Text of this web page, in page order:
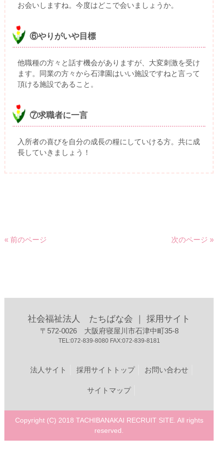
お会いしますね。今度はどこで会いましょうか。
⑥やりがいや目標
他職種の方々と話す機会がありますが、大変刺激を受け
ます。同業の方々から石津園はいい施設ですねと言って
頂ける施設であること。
⑦求職者に一言
入所者の喜びを自分の成長の糧にしていける方。共に成
長していきましょう！
« 前のページ 次のページ »
社会福祉法人 たちばな会 ｜ 採用サイト
〒572-0026 大阪府寝屋川市石津中町35-8
TEL:072-839-8080 FAX:072-839-8181
法人サイト 採用サイトトップ お問い合わせ
サイトマップ
Copyright (C) 2018 TACHIBANAKAI RECRUIT SITE. All rights
reserved.